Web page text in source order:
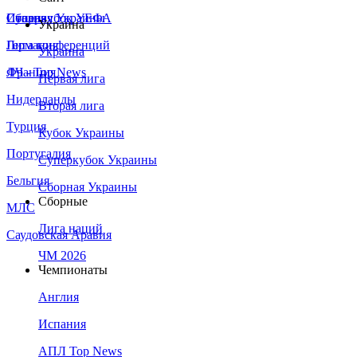
Сборная Украины
Италия
Германия
Франция
Нидерланды
Турция
Португалия
Бельгия
МЛС
Саудовская Аравия
Суперкубок УЕФА
Лига конференций
ЛЧ - Top News
Украина
Украина
Первая лига
Вторая лига
Кубок Украины
Суперкубок Украины
Сборная Украины
Сборные
Лига наций
ЧМ 2026
Чемпионаты
Англия
Испания
АПЛ Top News